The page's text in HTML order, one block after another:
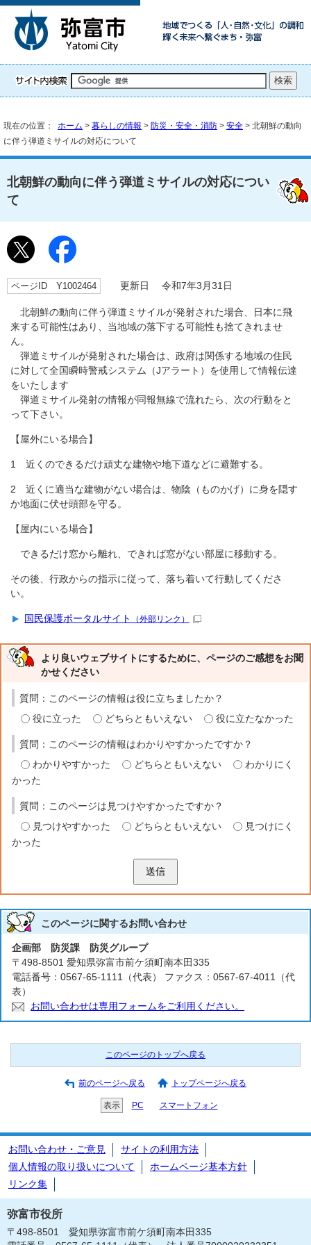
現在の位置： ホーム > 暮らしの情報 > 防災・安全・消防 > 安全 > 北朝鮮の動向
に伴う弾道ミサイルの対応について
北朝鮮の動向に伴う弾道ミサイルの対応につい
て
ページID Y1002464 更新日 令和7年3月31日
北朝鮮の動向に伴う弾道ミサイルが発射された場合、日本に飛
来する可能性はあり、当地域の落下する可能性も捨てきれませ
ん。
弾道ミサイルが発射された場合は、政府は関係する地域の住民
に対して全国瞬時警戒システム（Jアラート）を使用して情報伝達
をいたします
弾道ミサイル発射の情報が同報無線で流れたら、次の行動をと
って下さい。
【屋外にいる場合】
1 近くのできるだけ頑丈な建物や地下道などに避難する。
2 近くに適当な建物がない場合は、物陰（ものかげ）に身を隠す
か地面に伏せ頭部を守る。
【屋内にいる場合】
できるだけ窓から離れ、できれば窓がない部屋に移動する。
その後、行政からの指示に従って、落ち着いて行動してくださ
い。
国民保護ポータルサイト （外部リンク）
より良いウェブサイトにするために、ページのご感想をお聞
かせください
質問：このページの情報は役に立ちましたか？
役に立った
どちらともいえない 役に立たなかった
質問：このページの情報はわかりやすかったですか？
わかりやすかった
どちらともいえない
わかりにく
かった
質問：このページは見つけやすかったですか？
見つけやすかった
どちらともいえない
見つけにく
かった
送信
このページに関するお問い合わせ
企画部 防災課 防災グループ
〒498-8501 愛知県弥富市前ケ須町南本田335
電話番号：0567-65-1111（代表） ファクス：0567-67-4011（代
表）
お問い合わせは専用フォームをご利用ください。
このページのトップへ戻る
前のページへ戻る トップページへ戻る
表示 PC スマートフォン
お問い合わせ・ご意見
サイトの利用方法
個人情報の取り扱いについて
ホームページ基本方針
リンク集
弥富市役所
〒498-8501 愛知県弥富市前ケ須町南本田335